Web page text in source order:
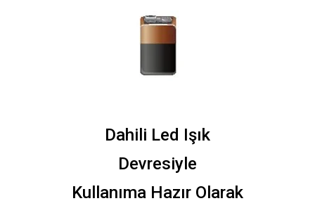
Dahili Led Işık
Devresiyle
Kullanıma Hazır Olarak